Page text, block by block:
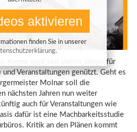
aktivieren
finden Sie in unserer
.
Krems wird seit vielen Jahren für
Veranstaltungen genützt. Geht es
Molnar soll die
nächsten Jahren nun weiter
auch für Veranstaltungen wie
dafür ist eine Machbarkeitsstudie
Kritik an den Plänen kommt